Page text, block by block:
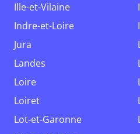
Ille-et-Vilaine
Indre-et-Loire
Jura
Landes
Loire
Loiret
Lot-et-Garonne